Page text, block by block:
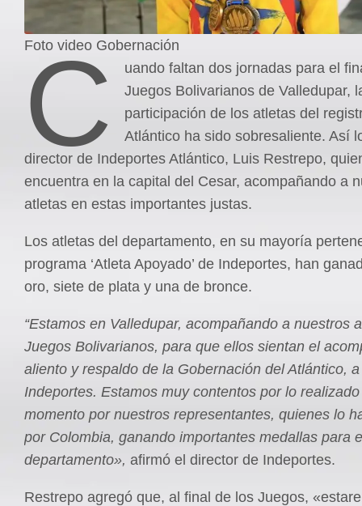
Foto video Gobernación
C
uando faltan dos jornadas para el
Juegos Bolivarianos de Valledupar,
participación de los atletas del
Atlántico ha sido sobresaliente. Así
director de Indeportes Atlántico, Luis Restrepo,
encuentra en la capital del Cesar, acompañando a
atletas en estas importantes justas.
Los atletas del departamento, en su mayoría
programa ‘Atleta Apoyado’ de Indeportes, han
oro, siete de plata y una de bronce.
“Estamos en Valledupar, acompañando a nuestros
Juegos Bolivarianos, para que ellos sientan el
aliento y respaldo de la Gobernación del Atlántico,
Indeportes. Estamos muy contentos por lo
momento por nuestros representantes, quienes lo
por Colombia, ganando importantes medallas para
departamento», afirmó el director de Indeportes.
Restrepo agregó que, al final de los Juegos,